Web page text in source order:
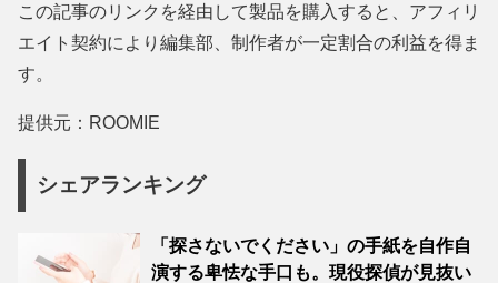
この記事のリンクを経由して製品を購入すると、アフィリ
エイト契約により編集部、制作者が一定割合の利益を得ま
す。
提供元：ROOMIE
シェアランキング
「探さないでください」の手紙を自作自
演する卑怯な手口も。現役探偵が見抜い